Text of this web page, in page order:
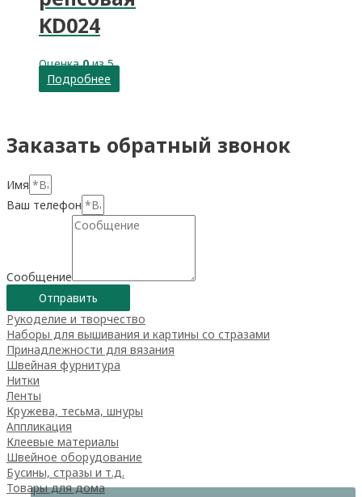
KD024
Оценка0из 5
Подробнее
Заказать обратный звонок
Имя
Ваш телефон
Сообщение
Отправить
Рукоделие и творчество
Наборы для вышивания и картины со стразами
Принадлежности для вязания
Швейная фурнитура
Нитки
Ленты
Кружева, тесьма, шнуры
Аппликация
Клеевые материалы
Швейное оборудование
Бусины, стразы и т.д.
Товары для дома